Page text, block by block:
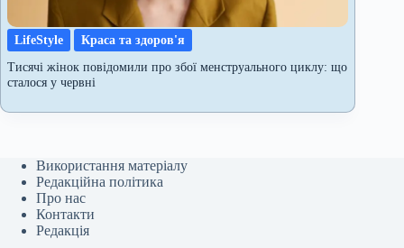
LifeStyle
Краса та здоров'я
Тисячі жінок повідомили про збої менструального циклу: що
сталося у червні
Використання матеріалу
Редакційна політика
Про нас
Контакти
Редакція